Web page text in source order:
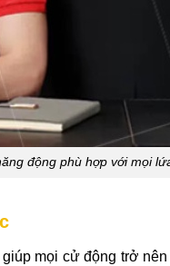
động phù hợp với mọi
mọi cử động trở